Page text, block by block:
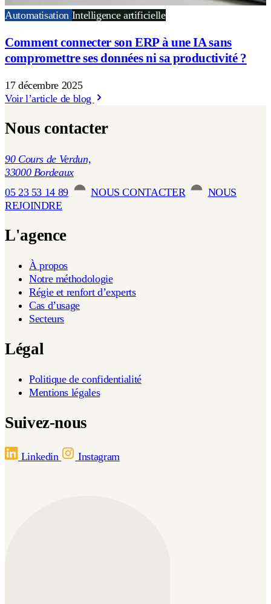
Automatisation Intelligence artificielle
Comment connecter son ERP à une IA sans
compromettre ses données ni sa productivité ?
17 décembre 2025
Voir l’article de blog
Nous contacter
90 Cours de Verdun,
33000 Bordeaux
05 23 53 14 89
NOUS CONTACTER
NOUS
REJOINDRE
L'agence
À propos
Notre méthodologie
Régie et renfort d’experts
Cas d’usage
Secteurs
Légal
Politique de confidentialité
Mentions légales
Suivez-nous
Linkedin Instagram